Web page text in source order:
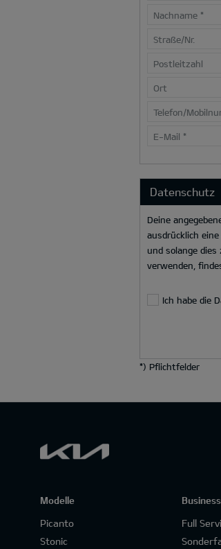
Nachname *
Straße/Nr.
Postleitzahl
Ort
Telefon/
E-Mail *
Datenschutz
Deine
ausdrücklich
und solange
verwenden,
Ich habe die
*) Pflichtfelder
Modelle
Picanto
Stonic
Business
Full